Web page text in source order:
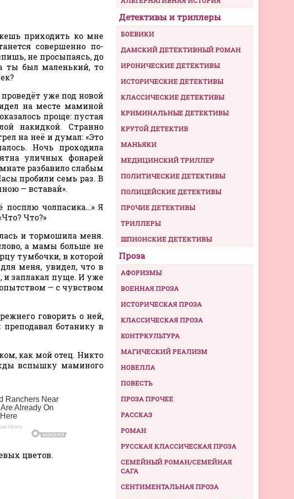
приходить ко мне
совершенно по-
не просыпаясь, до
ты был маленький, то
уже под новой
на месте маминой
проще: пустая
накидкой. Странно
на неё и думал: «Это
Ночь проходила
уличных фонарей
разбавило слабым
пробили семь раз. В
— вставай».
посплю чолпасика…» Я
Что?»
и тормошила меня.
а мамы больше не
тумбочки, в которой
меня, увидел, что в
и заплакал пуще. И уже
— с чувством
говорить о ней,
ботанику в
как мой отец. Никто
вспышку маминого
цветов.
Детективы и триллеры
БОЕВИКИ
ДАМСКИЙ ДЕТЕКТИВНЫЙ РОМАН
ИРОНИЧЕСКИЕ ДЕТЕКТИВЫ
ИСТОРИЧЕСКИЕ ДЕТЕКТИВЫ
КЛАССИЧЕСКИЕ ДЕТЕКТИВЫ
КРИМИНАЛЬНЫЕ ДЕТЕКТИВЫ
КРУТОЙ ДЕТЕКТИВ
МАНЬЯКИ
МЕДИЦИНСКИЙ ТРИЛЛЕР
ПОЛИТИЧЕСКИЕ ДЕТЕКТИВЫ
ПОЛИЦЕЙСКИЕ ДЕТЕКТИВЫ
ПРОЧИЕ ДЕТЕКТИВЫ
ТРИЛЛЕРЫ
ШПИОНСКИЕ ДЕТЕКТИВЫ
Проза
АФОРИЗМЫ
ВОЕННАЯ ПРОЗА
ИСТОРИЧЕСКАЯ ПРОЗА
КЛАССИЧЕСКАЯ ПРОЗА
КОНТРКУЛЬТУРА
МАГИЧЕСКИЙ РЕАЛИЗМ
НОВЕЛЛА
ПОВЕСТЬ
ПРОЗА ПРОЧЕЕ
РАССКАЗ
РОМАН
РУССКАЯ КЛАССИЧЕСКАЯ ПРОЗА
СЕМЕЙНЫЙ РОМАН/СЕМЕЙНАЯ
САГА
СЕНТИМЕНТАЛЬНАЯ ПРОЗА